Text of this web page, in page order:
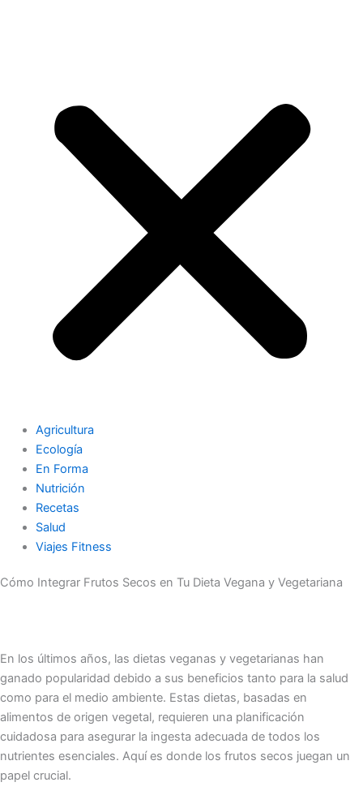
Agricultura
Ecología
En Forma
Nutrición
Recetas
Salud
Viajes Fitness
Cómo Integrar Frutos Secos en Tu Dieta Vegana y Vegetariana
En los últimos años, las dietas veganas y vegetarianas han
ganado popularidad debido a sus beneficios tanto para la salud
como para el medio ambiente. Estas dietas, basadas en
alimentos de origen vegetal, requieren una planificación
cuidadosa para asegurar la ingesta adecuada de todos los
nutrientes esenciales. Aquí es donde los frutos secos juegan un
papel crucial.